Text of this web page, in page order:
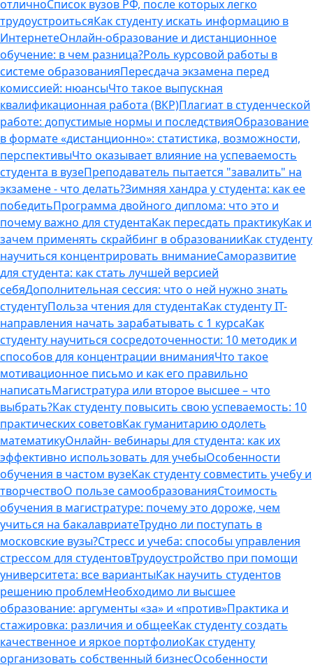
отличноСписок вузов РФ, после которых легко
трудоустроитьсяКак студенту искать информацию в
ИнтернетеОнлайн-образование и дистанционное
обучение: в чем разница?Роль курсовой работы в
системе образованияПересдача экзамена перед
комиссией: нюансыЧто такое выпускная
квалификационная работа (ВКР)Плагиат в студенческой
работе: допустимые нормы и последствияОбразование
в формате «дистанционно»: статистика, возможности,
перспективыЧто оказывает влияние на успеваемость
студента в вузеПреподаватель пытается "завалить" на
экзамене - что делать?Зимняя хандра у студента: как ее
победитьПрограмма двойного диплома: что это и
почему важно для студентаКак пересдать практикуКак и
зачем применять скрайбинг в образованииКак студенту
научиться концентрировать вниманиеСаморазвитие
для студента: как стать лучшей версией
себяДополнительная сессия: что о ней нужно знать
студентуПольза чтения для студентаКак студенту IT-
направления начать зарабатывать с 1 курсаКак
студенту научиться сосредоточенности: 10 методик и
способов для концентрации вниманияЧто такое
мотивационное письмо и как его правильно
написатьМагистратура или второе высшее – что
выбрать?Как студенту повысить свою успеваемость: 10
практических советовКак гуманитарию одолеть
математикуОнлайн- вебинары для студента: как их
эффективно использовать для учебыОсобенности
обучения в частом вузеКак студенту совместить учебу и
творчествоО пользе самообразованияСтоимость
обучения в магистратуре: почему это дороже, чем
учиться на бакалавриатеТрудно ли поступать в
московские вузы?Стресс и учеба: способы управления
стрессом для студентовТрудоустройство при помощи
университета: все вариантыКак научить студентов
решению проблемНеобходимо ли высшее
образование: аргументы «за» и «против»Практика и
стажировка: различия и общееКак студенту создать
качественное и яркое портфолиоКак студенту
организовать собственный бизнесОсобенности